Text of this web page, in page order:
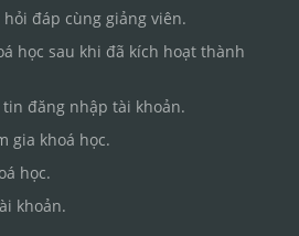
đáp cùng giảng viên.
học sau khi đã kích hoạt thành
đăng nhập tài khoản.
gia khoá học.
học.
khoản.